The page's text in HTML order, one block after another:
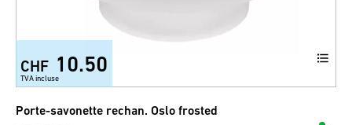
CHF 10.50
TVA incluse
Porte-savonette rechan. Oslo frosted